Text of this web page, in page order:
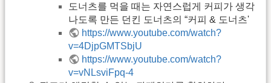
도너츠를 먹을 때는 자연스럽게 커피가 생각
나도록 만든 던킨 도너츠의 “커피 & 도너츠'
https://www.youtube.com/watch?
v=4DjpGMTSbjU
https://www.youtube.com/watch?
v=vNLsviFpq-4